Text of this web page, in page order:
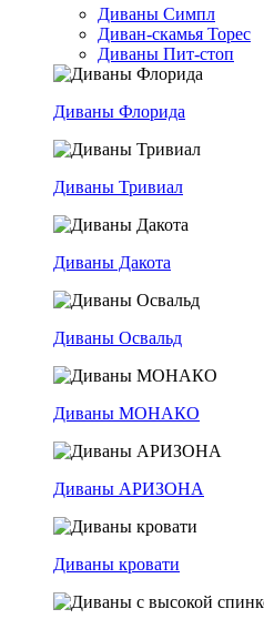
Диваны Симпл
Диван-скамья Торес
Диваны Пит-стоп
Диваны Флорида
Диваны Тривиал
Диваны Дакота
Диваны Освальд
Диваны МОНАКО
Диваны АРИЗОНА
Диваны кровати